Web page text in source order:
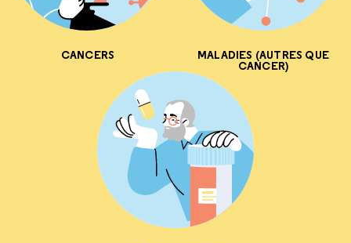
CANCERS MALADIES (AUTRES QUE
CANCER)